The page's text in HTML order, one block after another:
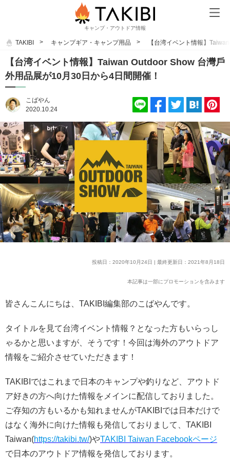
キャンプ・アウトドア情報
TAKIBI キャンプギア・キャンプ用品 【台湾イベント情報】
【台湾イベント情報】Taiwan Outdoor Show 台灣戶
外用品展が10月30日から4日間開催！
こばやん
2020.10.24
投稿日：2020年10月24日 | 最終更新日：2021年8月18日
本記事は一部にプロモーションを含みます
皆さんこんにちは、TAKIBI編集部のこばやんです。
タイトルを見て台湾イベント情報？となった方もいらっし
ゃるかと思いますが、そうです！今回は海外のアウトドア
情報をご紹介させていただきます！
TAKIBIではこれまで日本のキャンプや釣りなど、アウトド
ア好きの方へ向けた情報をメインに配信しておりました。
ご存知の方もいるかも知れませんがTAKIBIでは日本だけで
はなく海外に向けた情報も発信しておりまして、TAKIBI
Taiwan(https://takibi.tw/)やTAKIBI Taiwan Facebookページ
で日本のアウトドア情報を発信しております。